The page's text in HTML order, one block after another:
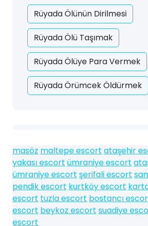
Rüyada Ölünün Dirilmesi
Rüyada Ölü Taşımak
Rüyada Ölüye Para Vermek
Rüyada Örümcek Öldürmek
masöz maltepe escort ataşehir
yakası escort ümraniye escort
ümraniye escort şerifali escort
pendik escort kurtköy escort
escort tuzla escort bostancı
escort beykoz escort suadiye
escort